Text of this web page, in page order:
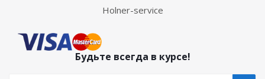
Holner-service
Будьте всегда в курсе!